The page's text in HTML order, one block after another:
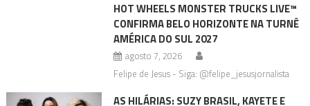
HOT WHEELS MONSTER TRUCKS LIVE™
CONFIRMA BELO HORIZONTE NA TURNÊ
AMÉRICA DO SUL 2027
agosto 7, 2026
Felipe de Jesus - Siga: @felipe_jesusjornalista
AS HILÁRIAS: SUZY BRASIL, KAYETE E